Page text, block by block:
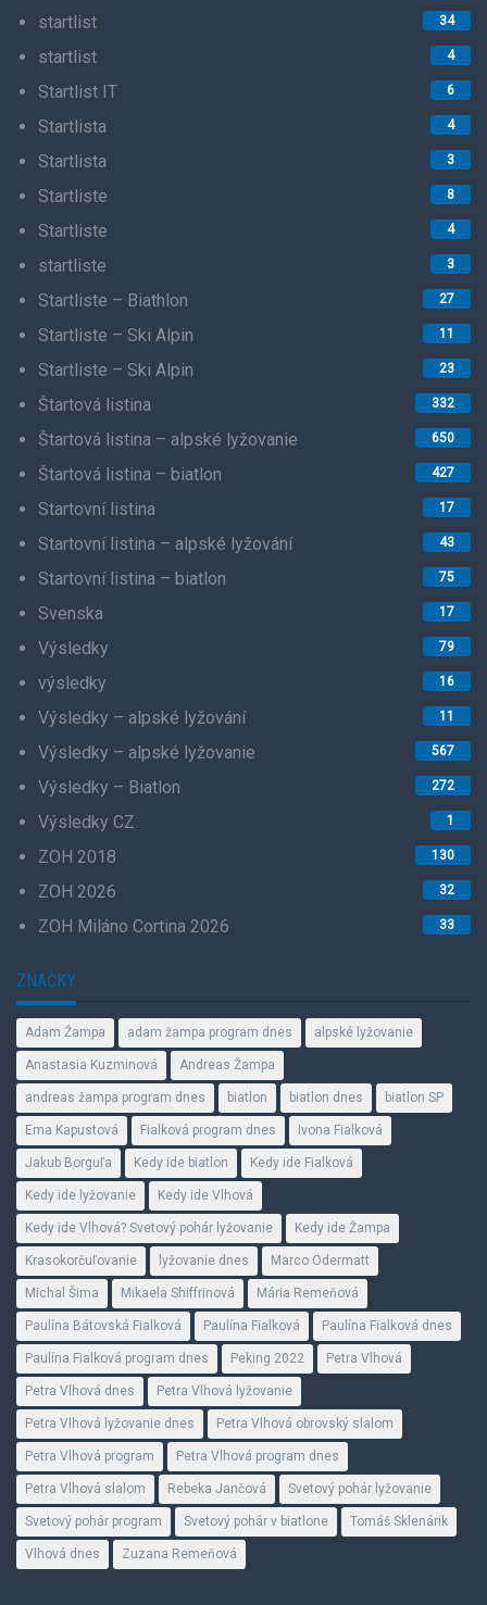
startlist 34
startlist 4
Startlist IT 6
Startlista 4
Startlista 3
Startliste 8
Startliste 4
startliste 3
Startliste – Biathlon 27
Startliste – Ski Alpin 11
Startliste – Ski Alpin 23
Štartová listina 332
Štartová listina – alpské lyžovanie 650
Štartová listina – biatlon 427
Startovní listina 17
Startovní listina – alpské lyžování 43
Startovní listina – biatlon 75
Svenska 17
Výsledky 79
výsledky 16
Výsledky – alpské lyžování 11
Výsledky – alpské lyžovanie 567
Výsledky – Biatlon 272
Výsledky CZ 1
ZOH 2018 130
ZOH 2026 32
ZOH Miláno Cortina 2026 33
ZNAČKY
Adam Žampa adam žampa program dnes alpské lyžovanie
Anastasia Kuzminová Andreas Žampa
andreas žampa program dnes biatlon biatlon dnes biatlon SP
Ema Kapustová Fialková program dnes Ivona Fialková
Jakub Borguľa Kedy ide biatlon Kedy ide Fialková
Kedy ide lyžovanie Kedy ide Vlhová
Kedy ide Vlhová? Svetový pohár lyžovanie Kedy ide Žampa
Krasokorčuľovanie lyžovanie dnes Marco Odermatt
Michal Šima Mikaela Shiffrinová Mária Remeňová
Paulína Bátovská Fialková Paulína Fialková Paulína Fialková dnes
Paulína Fialková program dnes Peking 2022 Petra Vlhová
Petra Vlhová dnes Petra Vlhová lyžovanie
Petra Vlhová lyžovanie dnes Petra Vlhová obrovský slalom
Petra Vlhová program Petra Vlhová program dnes
Petra Vlhová slalom Rebeka Jančová Svetový pohár lyžovanie
Svetový pohár program Svetový pohár v biatlone Tomáš Sklenárik
Vlhová dnes Zuzana Remeňová